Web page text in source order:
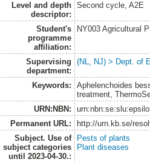
Level and depth
descriptor:
Second cycle, A2E
Student's
programme
affiliation:
NY003 Agricultural
Supervising
department:
(NL, NJ) > Dept. of
Keywords:
Aphelenchoides
treatment,
URN:NBN:
Permanent URL:
http://urn.kb.se/
Subject. Use of
subject categories
until 2023-04-30.:
Pests of plants
Plant diseases